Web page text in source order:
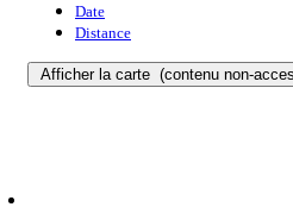
Date
Distance
Afficher la carte (contenu non-